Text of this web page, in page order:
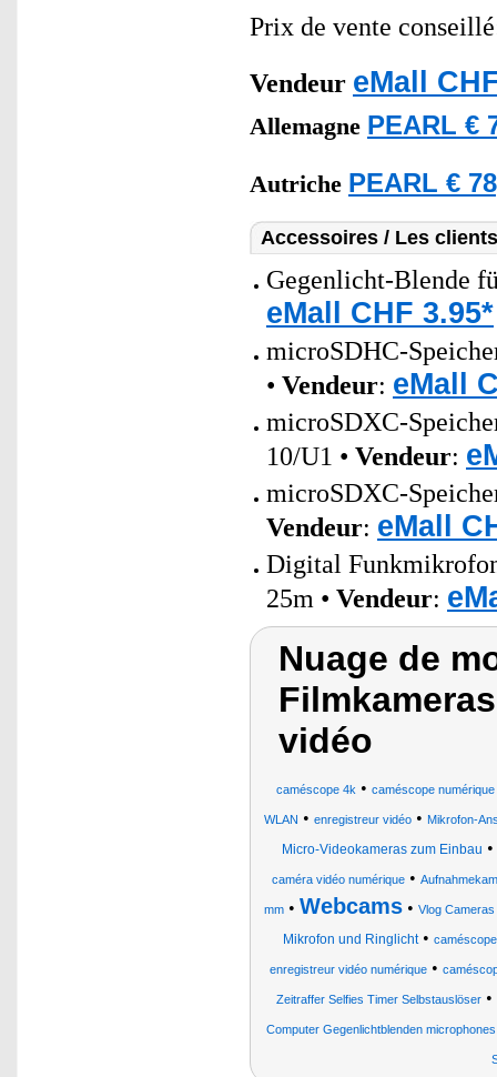
Prix de vente
Vendeur eMall
Allemagne PEARL €
Autriche PEARL €
Accessoires / Les
Gegenlicht-Blende
eMall CHF 3.95*
microSDHC-
• Vendeur: eMall
microSDXC-
10/U1 • Vendeur:
microSDXC-
Vendeur: eMall
Digital
25m • Vendeur:
Nuage de
vidéo
caméscope 4k • caméscope numérique
WLAN • enregistreur vidéo• Mikrofon-
Micro-Videokameras zum Einbau •
caméra vidéo numérique•
mm• Webcams• Vlog Cameras
Mikrofon und Ringlicht•
enregistreur vidéo numérique •
Zeitraffer Selfies Timer Selbstauslöser•
Computer Gegenlichtblenden